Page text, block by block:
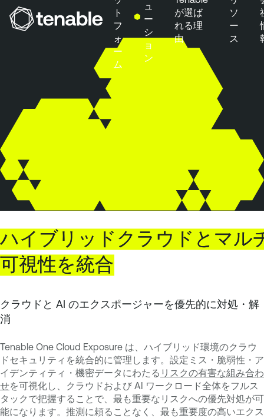
メインナビゲーションにスキップ
メインコンテンツにスキップ
ト
フ
ォ
ー
ム
ュ
ー
シ
ョ
ン
が選ば
れる理
由
ソ
ー
ス
ハイブリッドクラウドとマル
可視性を統合
クラウドと AI のエクスポージャーを優先的に対処・解
消
Tenable One Cloud Exposure は、ハイブリッド環境のクラウ
ドセキュリティを統合的に管理します。設定ミス・脆弱性・ア
イデンティティ・機密データにわたる リスクの有害な組み合わ
せを可視化し、クラウドおよび AI ワークロード全体をフルス
タックで把握することで、最も重要なリスクへの優先対処が可
能になります。推測に頼ることなく、最も重要度の高いエクス